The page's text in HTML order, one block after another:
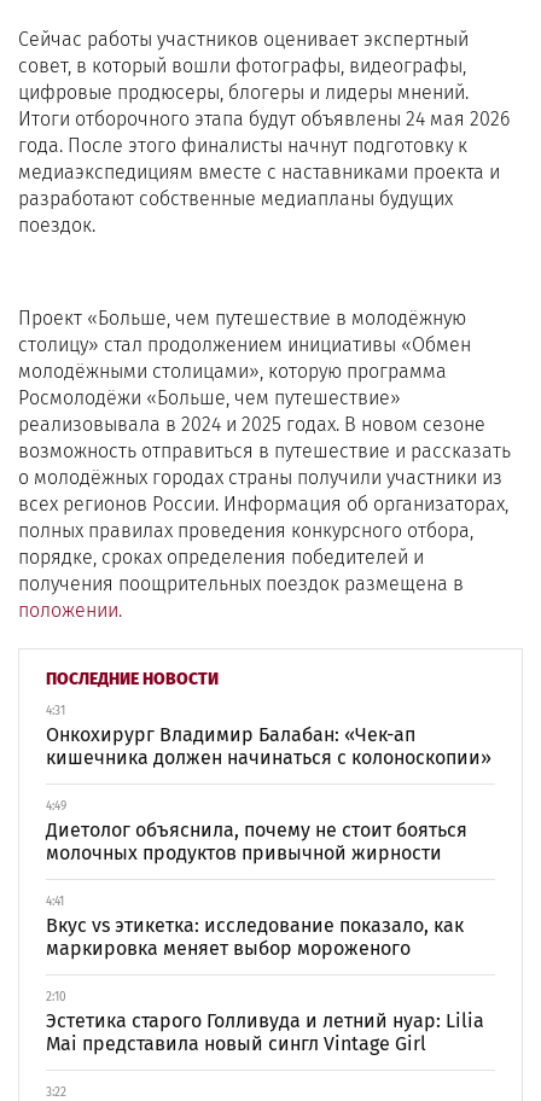
ПОСЛЕДНИЕ НОВОСТИ
4:31
Онкохирург Владимир Балабан: «Чек-ап
кишечника должен начинаться с колоноскопии»
4:49
Диетолог объяснила, почему не стоит бояться
молочных продуктов привычной жирности
4:41
Вкус vs этикетка: исследование показало, как
маркировка меняет выбор мороженого
2:10
Эстетика старого Голливуда и летний нуар: Lilia
Mai представила новый сингл Vintage Girl
3:22
Сейчас работы участников оценивает экспертный
совет, в который вошли фотографы, видеографы,
цифровые продюсеры, блогеры и лидеры мнений.
Итоги отборочного этапа будут объявлены 24 мая 2026
года. После этого финалисты начнут подготовку к
медиаэкспедициям вместе с наставниками проекта и
разработают собственные медиапланы будущих
поездок.
Проект «Больше, чем путешествие в молодёжную
столицу» стал продолжением инициативы «Обмен
молодёжными столицами», которую программа
Росмолодёжи «Больше, чем путешествие»
реализовывала в 2024 и 2025 годах. В новом сезоне
возможность отправиться в путешествие и рассказать
о молодёжных городах страны получили участники из
всех регионов России. Информация об организаторах,
полных правилах проведения конкурсного отбора,
порядке, сроках определения победителей и
получения поощрительных поездок размещена в
положении.